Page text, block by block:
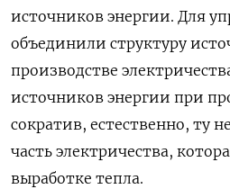
источников энергии. Для
объединили структуру
производстве
источников энергии при
сократив, естественно, ту
часть электричества,
выработке тепла.